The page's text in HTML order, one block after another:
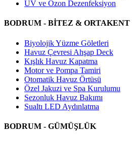
UV ve Ozon Dezenfeksiyon
BODRUM - BİTEZ & ORTAKENT
Biyolojik Yüzme Göletleri
Havuz Çevresi Ahşap Deck
Kışlık Havuz Kapatma
Motor ve Pompa Tamiri
Otomatik Havuz Örtüsü
Özel Jakuzi ve Spa Kurulumu
Sezonluk Havuz Bakımı
Sualtı LED Aydınlatma
BODRUM - GÜMÜŞLÜK